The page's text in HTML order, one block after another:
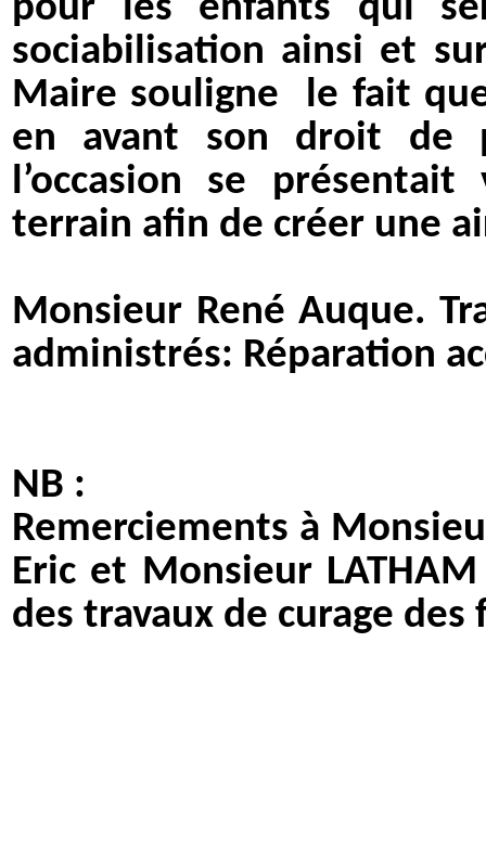
pour les enfants qui
sociabilisation ainsi et
Maire souligne
le fait
en avant son droit de
l’occasion se
terrain afin de créer une
Monsieur René Auque.
administrés: Réparation
NB :
Remerciements à
Eric et Monsieur
des travaux de curage des